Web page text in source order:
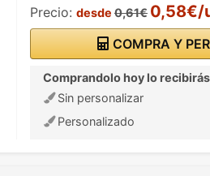
Precio: desde 0,61€ 0,58€/
COMPRA Y
Comprandolo hoy lo
Sin personalizar
Personalizado